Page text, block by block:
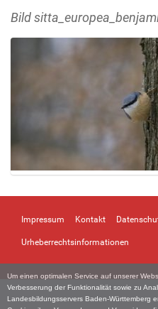
Um einen optimalen Service auf unserer
Verbesserung der Funktionalität sowie zu
Landesbildungsservers Baden-Württemberg
Bild
e
g
e
i
l
d
Impressum Kontakt
Urheberrechtsinformationen